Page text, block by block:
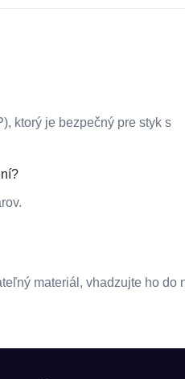
ktorý je bezpečný pre styk s
materiál, vhadzujte ho do